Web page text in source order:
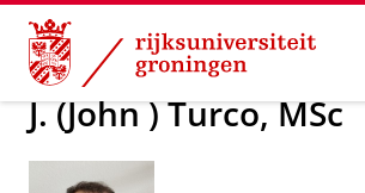
Skip
Content
Skip
Navigation
Over ons J. (John ) Turco, MSc
J. (John ) Turco, MSc